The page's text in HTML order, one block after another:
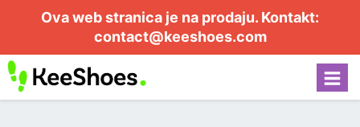
Ova web stranica je na prodaju. Kontakt:
contact@keeshoes.com